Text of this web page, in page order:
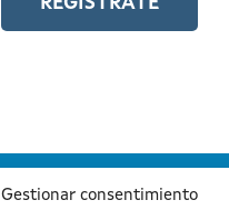
Gestionar consentimiento